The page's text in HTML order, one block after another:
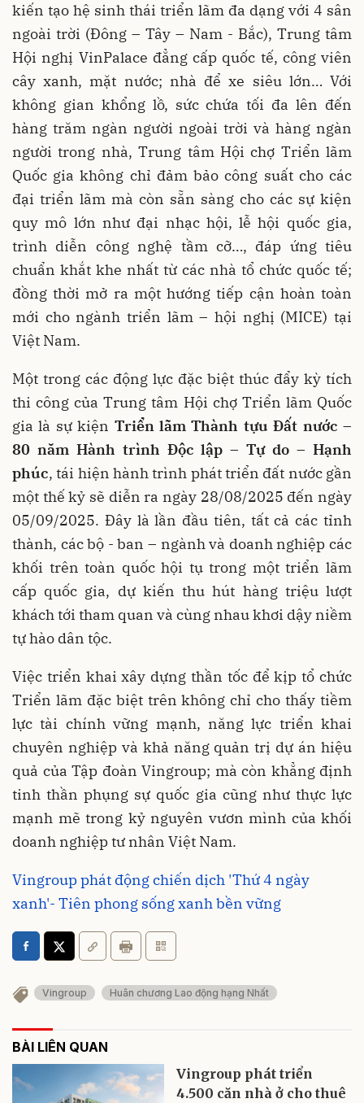
kiến tạo hệ sinh thái triển lãm đa dạng với 4 sân
ngoài trời (Đông – Tây – Nam - Bắc), Trung tâm
Hội nghị VinPalace đẳng cấp quốc tế, công viên
cây xanh, mặt nước; nhà để xe siêu lớn… Với
không gian khổng lồ, sức chứa tối đa lên đến
hàng trăm ngàn người ngoài trời và hàng ngàn
người trong nhà, Trung tâm Hội chợ Triển lãm
Quốc gia không chỉ đảm bảo công suất cho các
đại triển lãm mà còn sẵn sàng cho các sự kiện
quy mô lớn như đại nhạc hội, lễ hội quốc gia,
trình diễn công nghệ tầm cỡ…, đáp ứng tiêu
chuẩn khắt khe nhất từ các nhà tổ chức quốc tế;
đồng thời mở ra một hướng tiếp cận hoàn toàn
mới cho ngành triển lãm – hội nghị (MICE) tại
Việt Nam.
Một trong các động lực đặc biệt thúc đẩy kỳ tích
thi công của Trung tâm Hội chợ Triển lãm Quốc
gia là sự kiện Triển lãm Thành tựu Đất nước –
80 năm Hành trình Độc lập – Tự do – Hạnh
phúc, tái hiện hành trình phát triển đất nước gần
một thế kỷ sẽ diễn ra ngày 28/08/2025 đến ngày
05/09/2025. Đây là lần đầu tiên, tất cả các tỉnh
thành, các bộ - ban – ngành và doanh nghiệp các
khối trên toàn quốc hội tụ trong một triển lãm
cấp quốc gia, dự kiến thu hút hàng triệu lượt
khách tới tham quan và cùng nhau khơi dậy niềm
tự hào dân tộc.
Việc triển khai xây dựng thần tốc để kịp tổ chức
Triển lãm đặc biệt trên không chỉ cho thấy tiềm
lực tài chính vững mạnh, năng lực triển khai
chuyên nghiệp và khả năng quản trị dự án hiệu
quả của Tập đoàn Vingroup; mà còn khẳng định
tinh thần phụng sự quốc gia cũng như thực lực
mạnh mẽ trong kỷ nguyên vươn mình của khối
doanh nghiệp tư nhân Việt Nam.
Vingroup phát động chiến dịch 'Thứ 4 ngày
xanh'- Tiên phong sống xanh bền vững
Vingroup Huân chương Lao động hạng Nhất
BÀI LIÊN QUAN
Vingroup phát triển
4.500 căn nhà ở cho thuê